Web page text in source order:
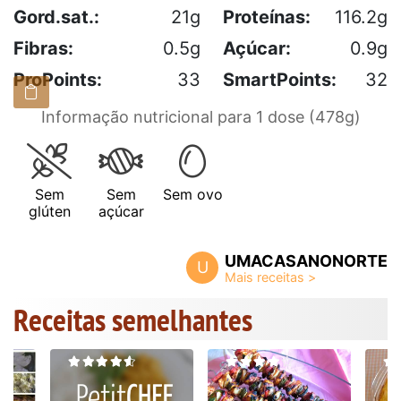
Gord.sat.:
21g Proteínas:
116.2g
Fibras:
0.5g Açúcar:
0.9g
ProPoints:
33 SmartPoints: 32
Informação nutricional para 1 dose (478g)
Sem
glúten
Sem
açúcar
Sem ovo
U UMACASANONORTE
Receitas semelhantes